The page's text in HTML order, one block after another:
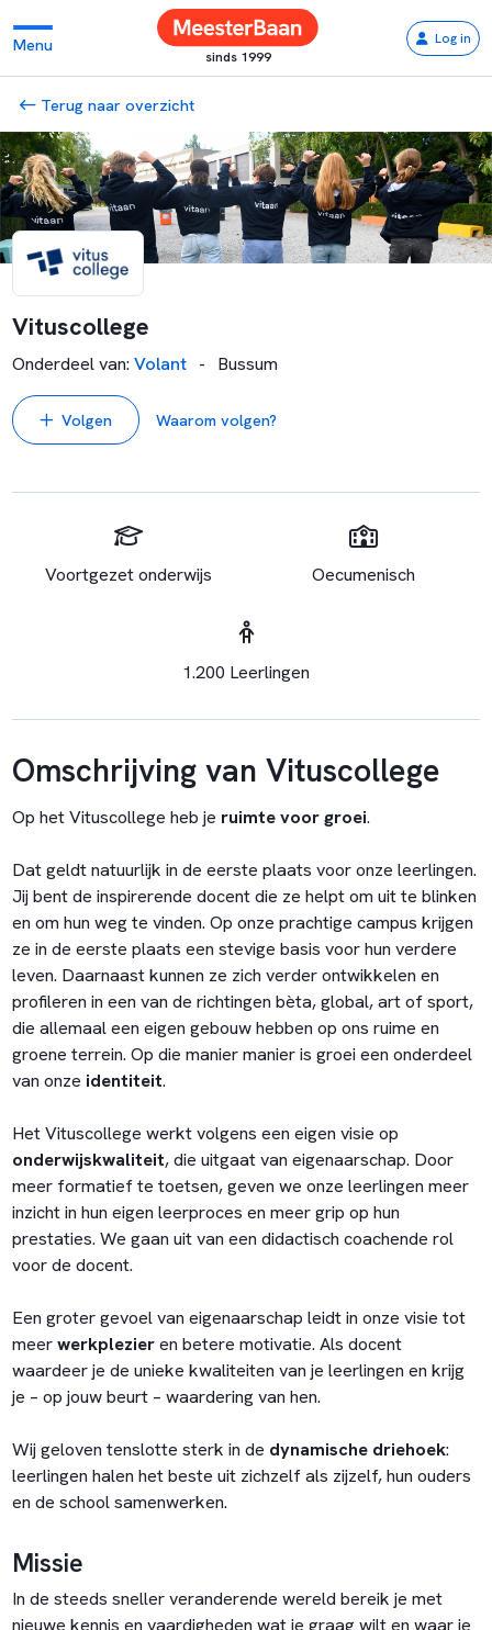
Menu
sinds 1999
Log in
Terug naar overzicht
Vituscollege
Onderdeel van: Volant - Bussum
Volgen Waarom volgen?
Voortgezet onderwijs Oecumenisch
1.200 Leerlingen
Omschrijving van Vituscollege
Op het Vituscollege heb je ruimte voor groei.
Dat geldt natuurlijk in de eerste plaats voor onze leerlingen.
Jij bent de inspirerende docent die ze helpt om uit te blinken
en om hun weg te vinden. Op onze prachtige campus krijgen
ze in de eerste plaats een stevige basis voor hun verdere
leven. Daarnaast kunnen ze zich verder ontwikkelen en
profileren in een van de richtingen bèta, global, art of sport,
die allemaal een eigen gebouw hebben op ons ruime en
groene terrein. Op die manier manier is groei een onderdeel
van onze identiteit.
Het Vituscollege werkt volgens een eigen visie op
onderwijskwaliteit, die uitgaat van eigenaarschap. Door
meer formatief te toetsen, geven we onze leerlingen meer
inzicht in hun eigen leerproces en meer grip op hun
prestaties. We gaan uit van een didactisch coachende rol
voor de docent.
Een groter gevoel van eigenaarschap leidt in onze visie tot
meerwerkplezieren betere motivatie. Als docent
waardeer je de unieke kwaliteiten van je leerlingen en krijg
je – op jouw beurt – waardering van hen.
Wij geloven tenslotte sterk in de dynamische driehoek:
leerlingen halen het beste uit zichzelf als zijzelf, hun ouders
en de school samenwerken.
Missie
In de steeds sneller veranderende wereld bereik je met